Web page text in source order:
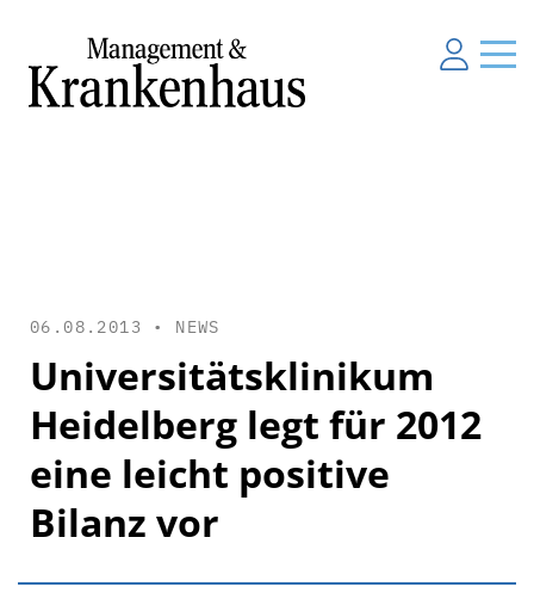
06.08.2013 • NEWS
Universitätsklinikum
Heidelberg legt für 2012
eine leicht positive
Bilanz vor